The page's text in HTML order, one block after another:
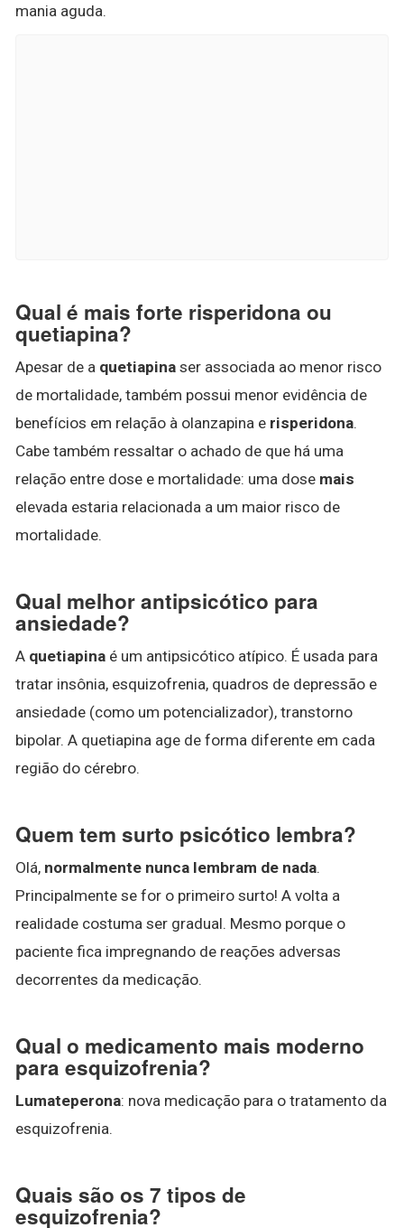
mania aguda.
Qual é mais forte risperidona ou
quetiapina?
Apesar de a quetiapina ser associada ao menor risco
de mortalidade, também possui menor evidência de
benefícios em relação à olanzapina e risperidona.
Cabe também ressaltar o achado de que há uma
relação entre dose e mortalidade: uma dose mais
elevada estaria relacionada a um maior risco de
mortalidade.
Qual melhor antipsicótico para
ansiedade?
A quetiapina é um antipsicótico atípico. É usada para
tratar insônia, esquizofrenia, quadros de depressão e
ansiedade (como um potencializador), transtorno
bipolar. A quetiapina age de forma diferente em cada
região do cérebro.
Quem tem surto psicótico lembra?
Olá, normalmente nunca lembram de nada.
Principalmente se for o primeiro surto! A volta a
realidade costuma ser gradual. Mesmo porque o
paciente fica impregnando de reações adversas
decorrentes da medicação.
Qual o medicamento mais moderno
para esquizofrenia?
Lumateperona: nova medicação para o tratamento da
esquizofrenia.
Quais são os 7 tipos de
esquizofrenia?